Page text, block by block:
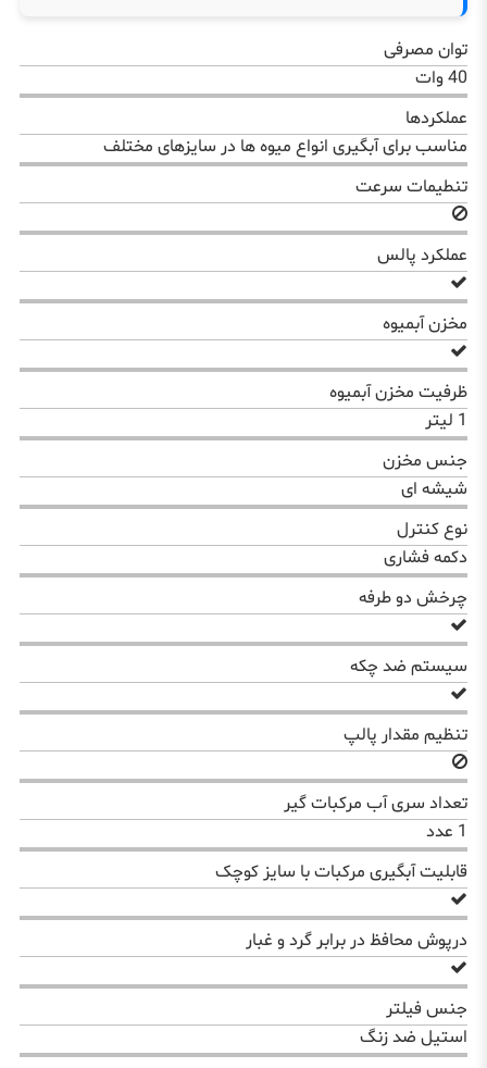
توان مصرفی
40 وات
عملکردها
مناسب برای آبگیری انواع میوه ها در سایزهای مختلف
تنطیمات سرعت
عملکرد پالس
مخزن آبمیوه
ظرفیت مخزن آبمیوه
1 لیتر
جنس مخزن
شیشه ای
نوع کنترل
دکمه فشاری
چرخش دو طرفه
سیستم ضد چکه
تنظیم مقدار پالپ
تعداد سری آب مرکبات گیر
1 عدد
قابلیت آبگیری مرکبات با سایز کوچک
درپوش محافظ در برابر گرد و غبار
جنس فیلتر
استيل ضد زنگ